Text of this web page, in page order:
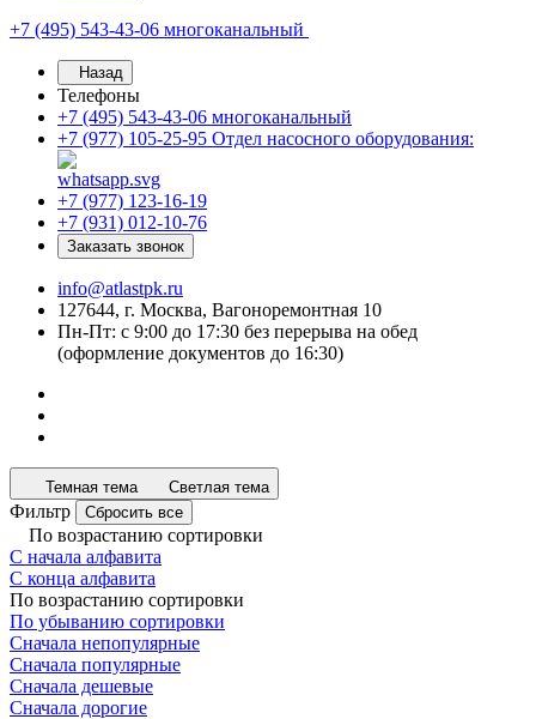
+7 (495) 543-43-06 многоканальный
Назад
Телефоны
+7 (495) 543-43-06 многоканальный
+7 (977) 105-25-95 Отдел насосного оборудования:
+7 (977) 123-16-19
+7 (931) 012-10-76
Заказать звонок
info@atlastpk.ru
127644, г. Москва, Вагоноремонтная 10
Пн-Пт: с 9:00 до 17:30 без перерыва на обед
(оформление документов до 16:30)
Темная тема Светлая тема
Фильтр Сбросить все
По возрастанию сортировки
С начала алфавита
С конца алфавита
По возрастанию сортировки
По убыванию сортировки
Сначала непопулярные
Сначала популярные
Сначала дешевые
Сначала дорогие